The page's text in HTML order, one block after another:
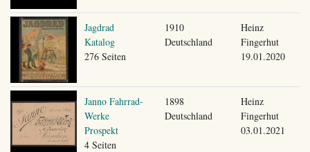
Jagdrad
Katalog
276 Seiten
1910
Deutschland
Heinz
Fingerhut
19.01.2020
Janno Fahrrad-
Werke
Prospekt
4 Seiten
1898
Deutschland
Heinz
Fingerhut
03.01.2021